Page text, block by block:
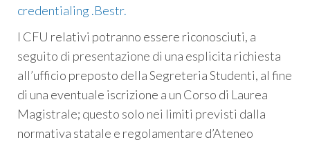
credentialing .Bestr.
I CFU relativi potranno essere riconosciuti, a
seguito di presentazione di una esplicita richiesta
all’ufficio preposto della Segreteria Studenti, al fine
di una eventuale iscrizione a un Corso di Laurea
Magistrale; questo solo nei limiti previsti dalla
normativa statale e regolamentare d’Ateneo